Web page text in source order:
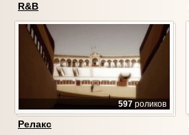
R&B
597роликов
Релакс